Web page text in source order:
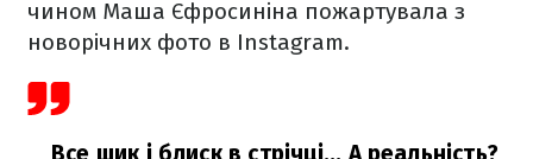
чином Маша Єфросиніна пожартувала з
новорічних фото в Instagram.